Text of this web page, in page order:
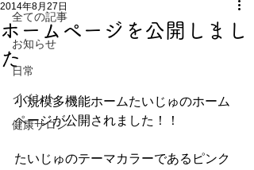
全ての記事
お知らせ
日常
イベント
健康サロン
ホームページを公開しまし
た
2014年8月27日
小規模多機能ホームたいじゅのホーム
ページが公開されました！！
たいじゅのテーマカラーであるピンク